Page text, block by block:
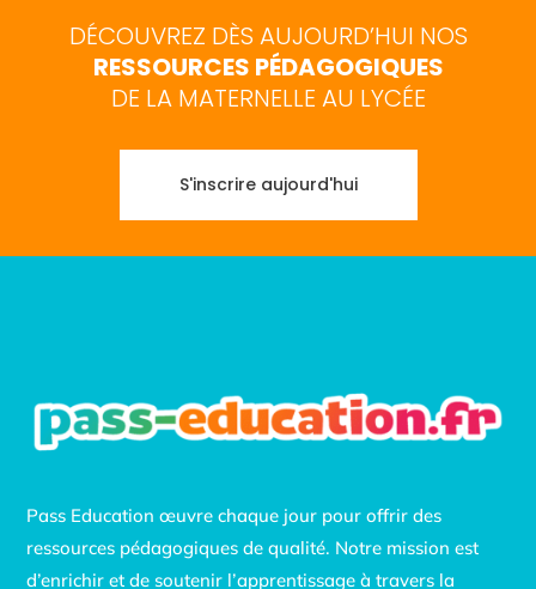
DÉCOUVREZ DÈS AUJOURD’HUI NOS
RESSOURCES PÉDAGOGIQUES
DE LA MATERNELLE AU LYCÉE
S'inscrire aujourd'hui
Pass Education œuvre chaque jour pour offrir des
ressources pédagogiques de qualité. Notre mission est
d’enrichir et de soutenir l’apprentissage à travers la